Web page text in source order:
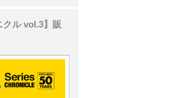
クル vol.3】販